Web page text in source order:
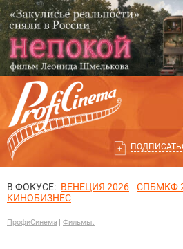
В ФОКУСЕ: ВЕНЕЦИЯ 2026 СПБМКФ
КИНОБИЗНЕС
ПрофиСинема Фильмы.